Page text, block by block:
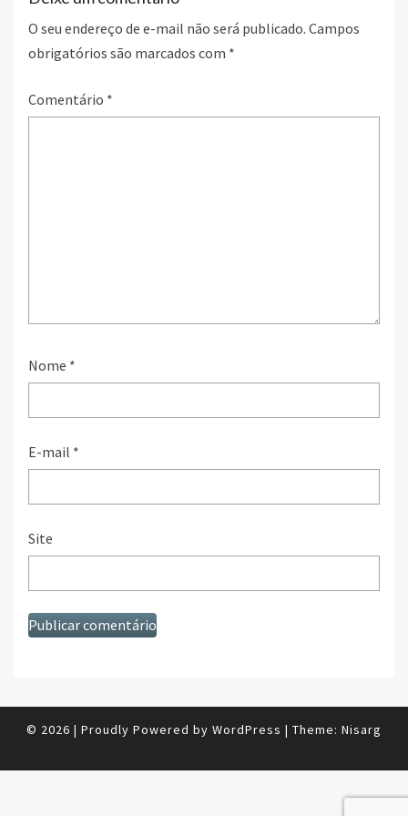
O seu endereço de e-mail não será publicado. Campos
obrigatórios são marcados com *
Comentário *
Nome *
E-mail *
Site
© 2026 | Proudly Powered by WordPress | Theme: Nisarg